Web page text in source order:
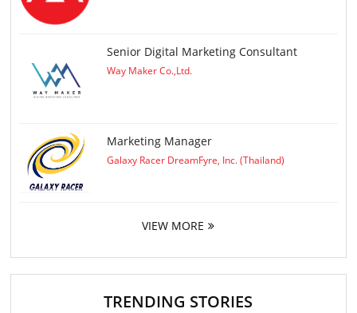
Senior Digital Marketing Consultant
Way Maker Co.,Ltd.
Marketing Manager
Galaxy Racer DreamFyre, Inc. (Thailand)
VIEW MORE
TRENDING STORIES